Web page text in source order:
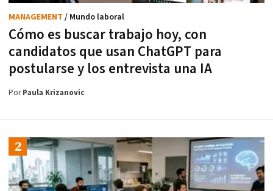
Cómo es buscar trabajo hoy, con
candidatos que usan ChatGPT para
postularse y los entrevista una IA
MANAGEMENT / Mundo laboral
PorPaula Krizanovic